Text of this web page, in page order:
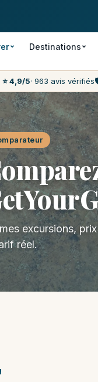
Destinations
⭐ 4,9/5· 963 avis vérifiés
excursions,
réel.